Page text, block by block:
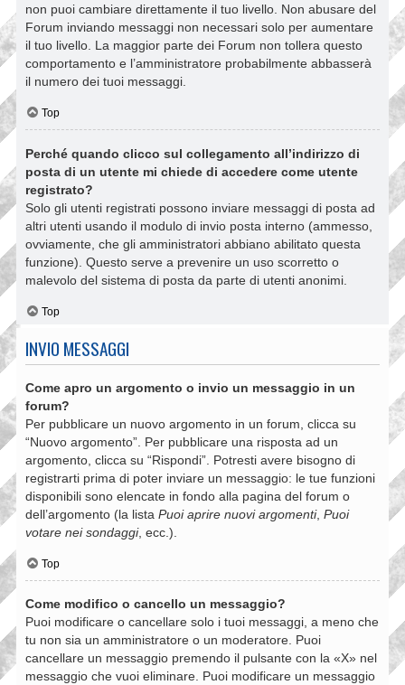
non puoi cambiare direttamente il tuo livello. Non abusare del
Forum inviando messaggi non necessari solo per aumentare
il tuo livello. La maggior parte dei Forum non tollera questo
comportamento e l’amministratore probabilmente abbasserà
il numero dei tuoi messaggi.
Top
Perché quando clicco sul collegamento all’indirizzo di
posta di un utente mi chiede di accedere come utente
registrato?
Solo gli utenti registrati possono inviare messaggi di posta ad
altri utenti usando il modulo di invio posta interno (ammesso,
ovviamente, che gli amministratori abbiano abilitato questa
funzione). Questo serve a prevenire un uso scorretto o
malevolo del sistema di posta da parte di utenti anonimi.
Top
INVIO MESSAGGI
Come apro un argomento o invio un messaggio in un
forum?
Per pubblicare un nuovo argomento in un forum, clicca su
“Nuovo argomento”. Per pubblicare una risposta ad un
argomento, clicca su “Rispondi”. Potresti avere bisogno di
registrarti prima di poter inviare un messaggio: le tue funzioni
disponibili sono elencate in fondo alla pagina del forum o
dell’argomento (la lista Puoi aprire nuovi argomenti, Puoi
votare nei sondaggi, ecc.).
Top
Come modifico o cancello un messaggio?
Puoi modificare o cancellare solo i tuoi messaggi, a meno che
tu non sia un amministratore o un moderatore. Puoi
cancellare un messaggio premendo il pulsante con la «X» nel
messaggio che vuoi eliminare. Puoi modificare un messaggio